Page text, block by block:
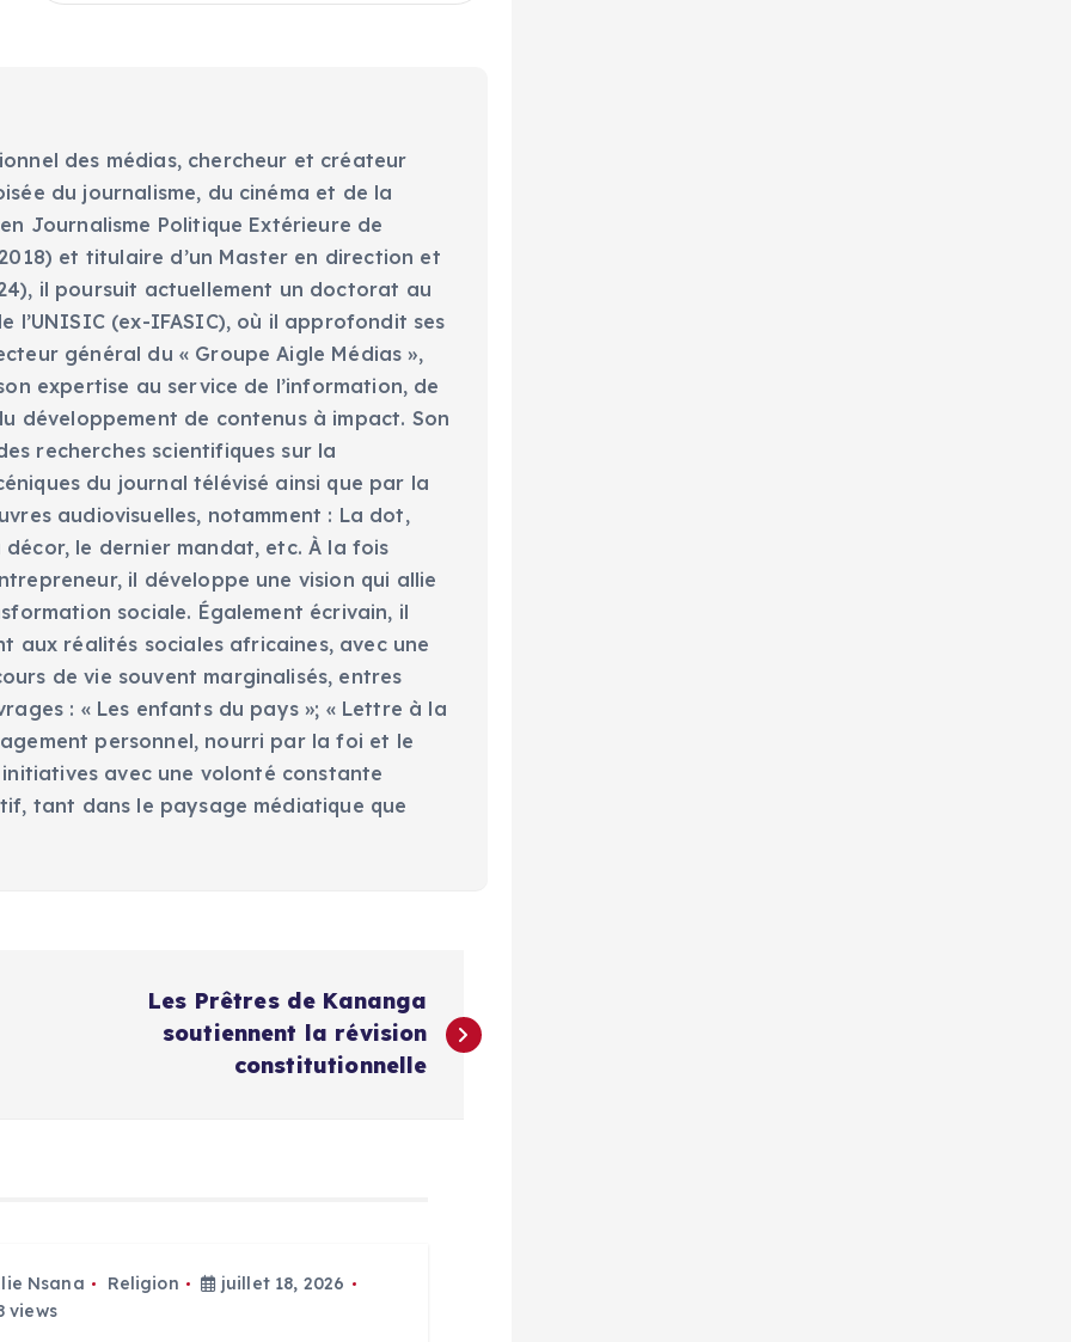
des médias, chercheur et créateur
du journalisme, du cinéma et de la
Journalisme Politique Extérieure de
et titulaire d’un Master en direction et
il poursuit actuellement un doctorat au
l’UNISIC (ex-IFASIC), où il approfondit ses
général du « Groupe Aigle Médias »,
expertise au service de l’information, de
développement de contenus à impact. Son
recherches scientifiques sur la
du journal télévisé ainsi que par la
audiovisuelles, notamment : La dot,
décor, le dernier mandat, etc. À la fois
il développe une vision qui allie
sociale. Également écrivain, il
aux réalités sociales africaines, avec une
de vie souvent marginalisés, entres
: « Les enfants du pays »; « Lettre à la
personnel, nourri par la foi et le
initiatives avec une volonté constante
tant dans le paysage médiatique que
Les Prêtres de Kananga
soutiennent la révision
constitutionnelle
Nsana Religion
juillet 18, 2026
views